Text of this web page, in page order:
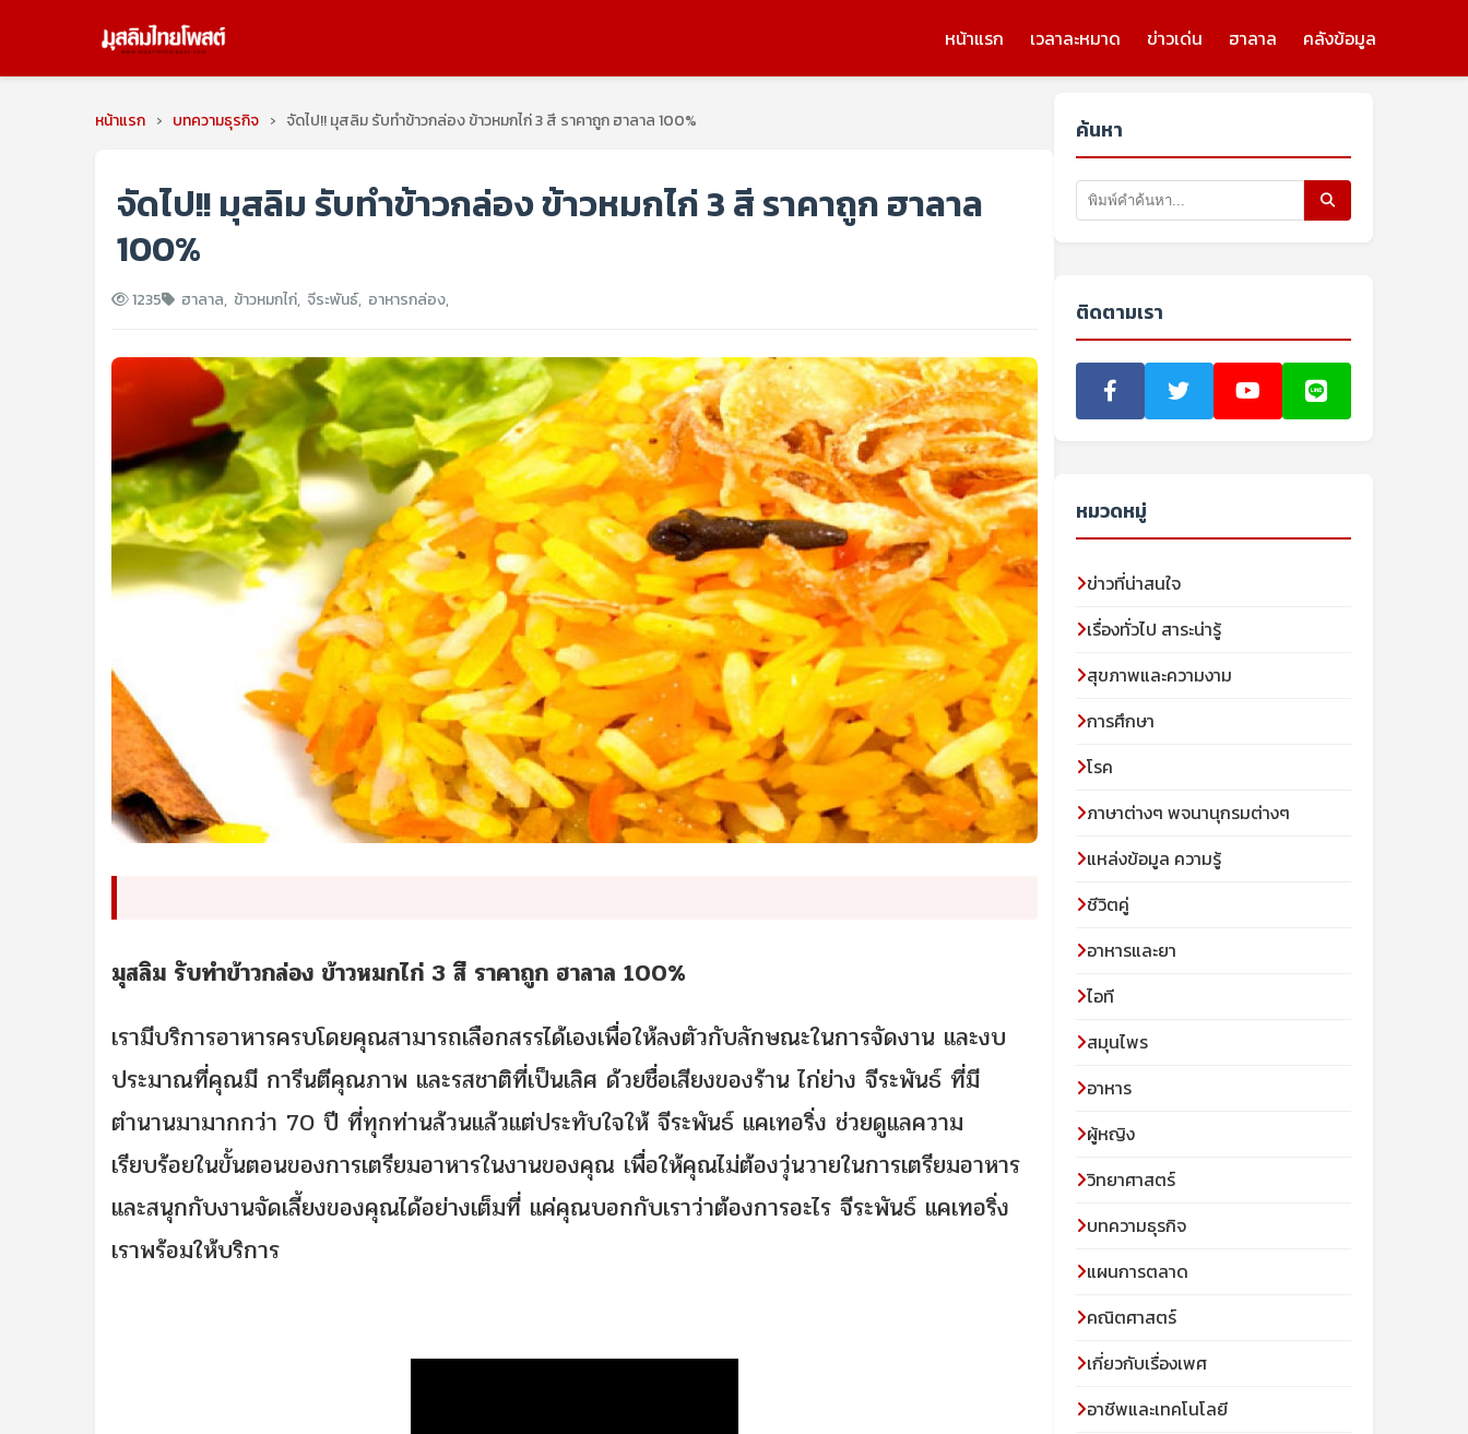
หน้าแรก เวลาละหมาด ข่าวเด่น ฮาลาล คลังข้อมูล
หน้าแรก › บทความธุรกิจ › จัดไป!! มุสลิม รับทำข้าวกล่อง ข้าวหมกไก่ 3 สี ราคาถูก ฮาลาล 100%
จัดไป!! มุสลิม รับทำข้าวกล่อง ข้าวหมกไก่ 3 สี ราคาถูก ฮาลาล
100%
1235 ฮาลาล, ข้าวหมกไก่, จีระพันธ์, อาหารกล่อง,
มุสลิม รับทำข้าวกล่อง ข้าวหมกไก่ 3 สี ราคาถูก ฮาลาล 100%
เรามีบริการอาหารครบโดยคุณสามารถเลือกสรรได้เองเพื่อให้ลงตัวกับลักษณะในการจัดงาน และงบ
ประมาณที่คุณมี การีนตีคุณภาพ และรสชาติที่เป็นเลิศ ด้วยชื่อเสียงของร้าน ไก่ย่าง จีระพันธ์ ที่มี
ตำนานมามากกว่า 70 ปี ที่ทุกท่านล้วนแล้วแต่ประทับใจให้ จีระพันธ์ แคเทอริ่ง ช่วยดูแลความ
เรียบร้อยในขั้นตอนของการเตรียมอาหารในงานของคุณ เพื่อให้คุณไม่ต้องวุ่นวายในการเตรียมอาหาร
และสนุกกับงานจัดเลี้ยงของคุณได้อย่างเต็มที่ แค่คุณบอกกับเราว่าต้องการอะไร จีระพันธ์ แคเทอริ่ง
เราพร้อมให้บริการ
ค้นหา
ติดตามเรา
หมวดหมู่
ข่าวที่น่าสนใจ
เรื่องทั่วไป สาระน่ารู้
สุขภาพและความงาม
การศึกษา
โรค
ภาษาต่างๆ พจนานุกรมต่างๆ
แหล่งข้อมูล ความรู้
ชีวิตคู่
อาหารและยา
ไอที
สมุนไพร
อาหาร
ผู้หญิง
วิทยาศาสตร์
บทความธุรกิจ
แผนการตลาด
คณิตศาสตร์
เกี่ยวกับเรื่องเพศ
อาชีพและเทคโนโลยี